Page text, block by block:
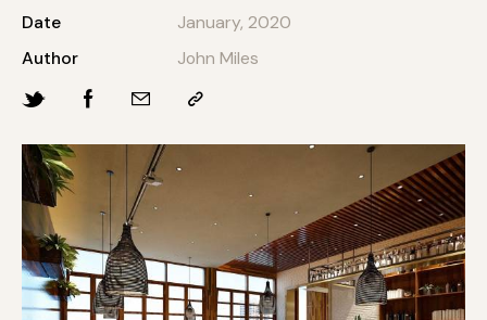
Date
January, 2020
Author
John Miles